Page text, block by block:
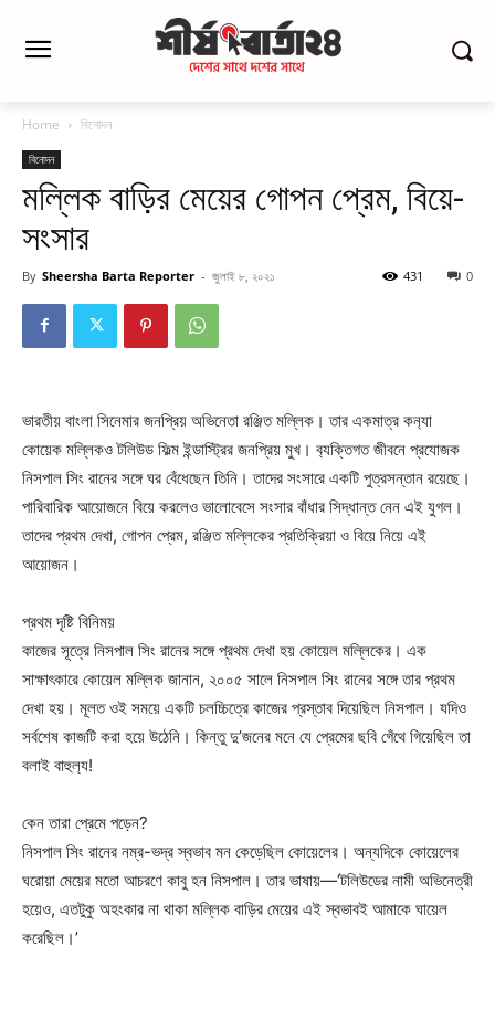
Home বিনোদন
বিনোদন
মল্লিক বাড়ির মেয়ের গোপন প্রেম, বিয়ে-
সংসার
By Sheersha Barta Reporter - জুলাই ৮, ২০২১ 0
431
ভারতীয় বাংলা সিনেমার জনপ্রিয় অভিনেতা রঞ্জিত মল্লিক। তার একমাত্র কন‌্যা
কোয়েক মল্লিকও টলিউড ফিল্ম ইন্ডাস্ট্রির জনপ্রিয় মুখ। ব‌্যক্তিগত জীবনে প্রযোজক
নিসপাল সিং রানের সঙ্গে ঘর বেঁধেছেন তিনি। তাদের সংসারে একটি পুত্রসন্তান রয়েছে।
পারিবারিক আয়োজনে বিয়ে করলেও ভালোবেসে সংসার বাঁধার সিদ্ধান্ত নেন এই যুগল।
তাদের প্রথম দেখা, গোপন প্রেম, রঞ্জিত মল্লিকের প্রতিক্রিয়া ও বিয়ে নিয়ে এই
আয়োজন।
প্রথম দৃষ্টি বিনিময়
কাজের সূত্রে নিসপাল সিং রানের সঙ্গে প্রথম দেখা হয় কোয়েল মল্লিকের। এক
সাক্ষাৎকারে কোয়েল মল্লিক জানান, ২০০৫ সালে নিসপাল সিং রানের সঙ্গে তার প্রথম
দেখা হয়। মূলত ওই সময়ে একটি চলচ্চিত্রে কাজের প্রস্তাব দিয়েছিল নিসপাল। যদিও
সর্বশেষ কাজটি করা হয়ে উঠেনি। কিন্তু দু’জনের মনে যে প্রেমের ছবি গেঁথে গিয়েছিল তা
বলাই বাহুল‌্য!
কেন তারা প্রেমে পড়েন?
নিসপাল সিং রানের নম্র-ভদ্র স্বভাব মন কেড়েছিল কোয়েলের। অন্যদিকে কোয়েলের
ঘরোয়া মেয়ের মতো আচরণে কাবু হন নিসপাল। তার ভাষায়—‘টলিউডের নামী অভিনেত্রী
হয়েও, এতটুকু অহংকার না থাকা মল্লিক বাড়ির মেয়ের এই স্বভাবই আমাকে ঘায়েল
করেছিল।’